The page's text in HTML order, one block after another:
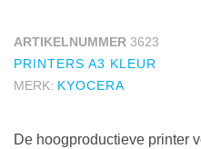
ARTIKELNUMMER 3623
PRINTERS A3 KLEUR
MERK: KYOCERA
De hoogproductieve printer